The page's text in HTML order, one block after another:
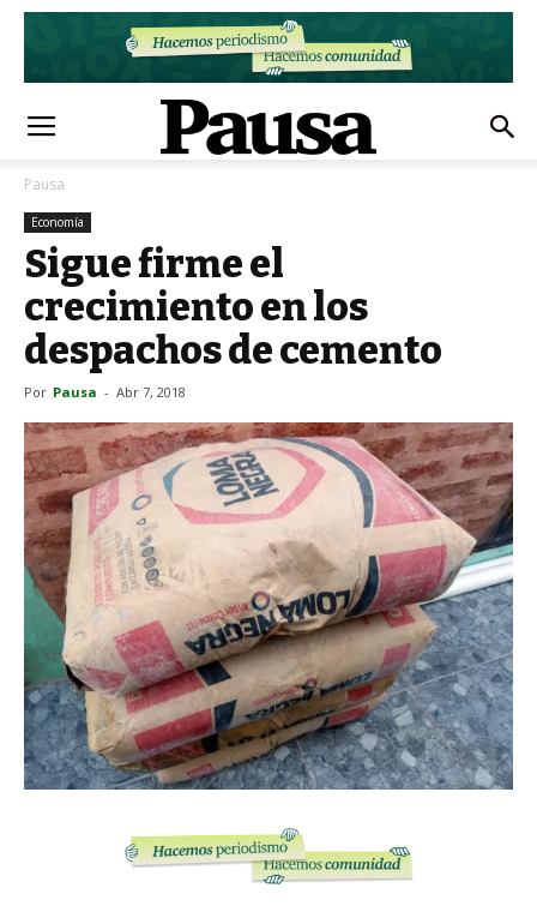
Pausa
Economía
Sigue firme el
crecimiento en los
despachos de cemento
Por Pausa - Abr 7, 2018